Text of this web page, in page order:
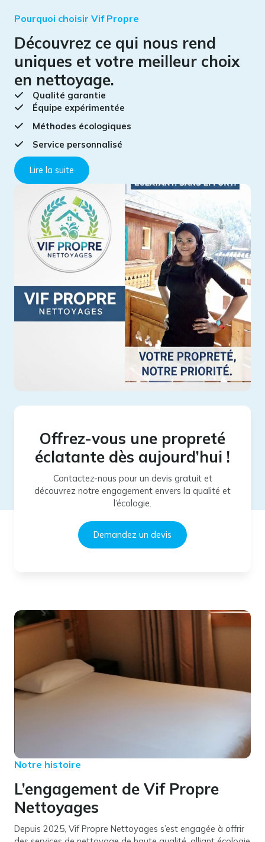
Pourquoi choisir Vif Propre
Découvrez ce qui nous rend
uniques et votre meilleur choix
en nettoyage.
Qualité garantie
Équipe expérimentée
Méthodes écologiques
Service personnalisé
Lire la suite
Offrez-vous une propreté
éclatante dès aujourd’hui !
Contactez-nous pour un devis gratuit et
découvrez notre engagement envers la qualité et
l’écologie.
Demandez un devis
Notre histoire
L’engagement de Vif Propre
Nettoyages
Depuis 2025, Vif Propre Nettoyages s’est engagée à offrir